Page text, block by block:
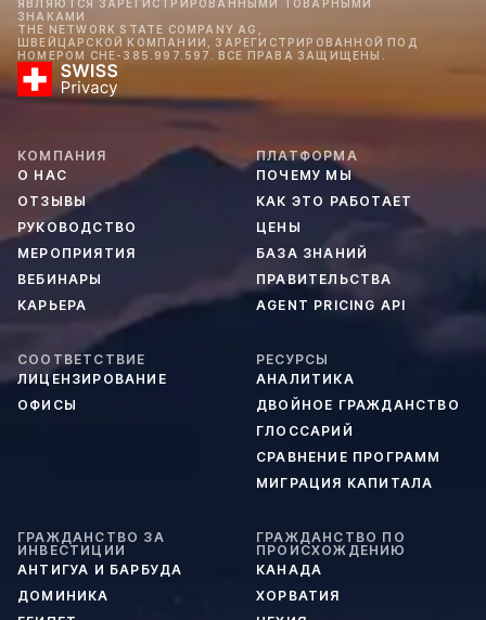
ЯВЛЯЮТСЯ ЗАРЕГИСТРИРОВАННЫМИ ТОВАРНЫМИ
ЗНАКАМИ
THE NETWORK STATE COMPANY AG,
ШВЕЙЦАРСКОЙ КОМПАНИИ, ЗАРЕГИСТРИРОВАННОЙ ПОД
НОМЕРОМ CHE-385.997.597. ВСЕ ПРАВА ЗАЩИЩЕНЫ.
КОМПАНИЯ
О НАС
ОТЗЫВЫ
РУКОВОДСТВО
МЕРОПРИЯТИЯ
ВЕБИНАРЫ
КАРЬЕРА
ПЛАТФОРМА
ПОЧЕМУ МЫ
КАК ЭТО РАБОТАЕТ
ЦЕНЫ
БАЗА ЗНАНИЙ
ПРАВИТЕЛЬСТВА
AGENT PRICING API
СООТВЕТСТВИЕ
ЛИЦЕНЗИРОВАНИЕ
ОФИСЫ
РЕСУРСЫ
АНАЛИТИКА
ДВОЙНОЕ ГРАЖДАНСТВО
ГЛОССАРИЙ
СРАВНЕНИЕ ПРОГРАММ
МИГРАЦИЯ КАПИТАЛА
ГРАЖДАНСТВО ЗА
ИНВЕСТИЦИИ
АНТИГУА И БАРБУДА
ДОМИНИКА
ГРАЖДАНСТВО ПО
ПРОИСХОЖДЕНИЮ
КАНАДА
ХОРВАТИЯ